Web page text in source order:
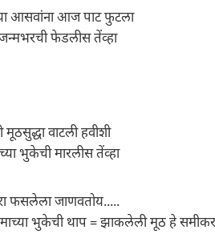
आसवांना आज पाट फुटला
फेडलीस तेंव्हा
वाटली हवीशी
भुकेची मारलीस तेंव्हा
फसलेला जाणवतोय.....
भुकेची थाप = झाकलेली मूठ हे